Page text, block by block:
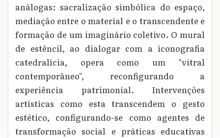
análogas: sacralização simbólica do espaço,
mediação entre o material e o transcendente e
formação de um imaginário coletivo. O mural
de estêncil, ao dialogar com a iconografia
catedralícia, opera como um "vitral
contemporâneo", reconfigurando a
experiência patrimonial. Intervenções
artísticas como esta transcendem o gesto
estético, configurando-se como agentes de
transformação social e práticas educativas